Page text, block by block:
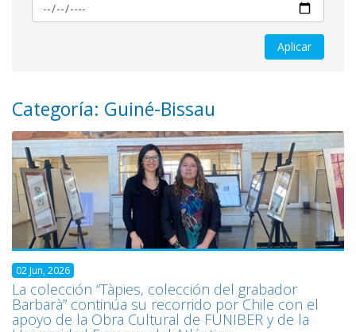
Categoría: Guiné-Bissau
02 Jun, 2026
La colección “Tàpies, colección del grabador
Barbarà” continúa su recorrido por Chile con el
apoyo de la Obra Cultural de FUNIBER y de la